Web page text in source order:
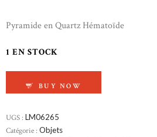
Pyramide en Quartz Hématoïde
1 EN STOCK
BUY NOW
UGS : LM06265
Catégorie : Objets